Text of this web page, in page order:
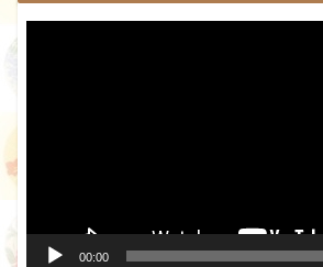
00:00